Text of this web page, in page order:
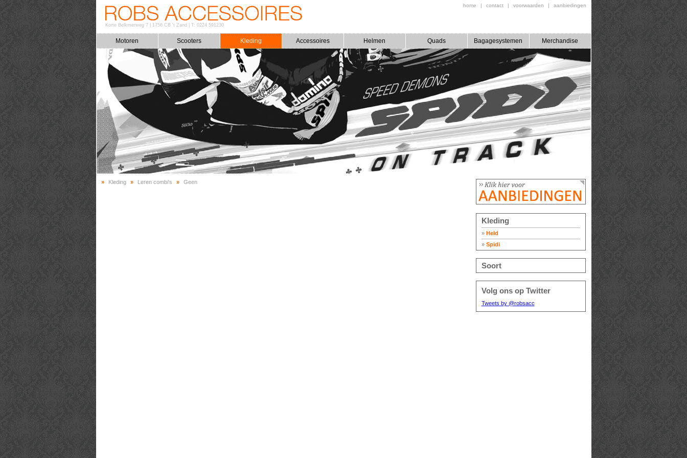
Korte Belkmerweg 7| 1756 CB 't Zand T: 0224 591230
home | contact | voorwaarden | aanbiedingen
Motoren Scooters Kleding Accessoires Helmen Quads Bagagesystemen Merchandise
Kleding
» Held
» Spidi
Soort
Volg ons op Twitter
Tweets by @robsacc
» Kleding » Leren combi's » Geen